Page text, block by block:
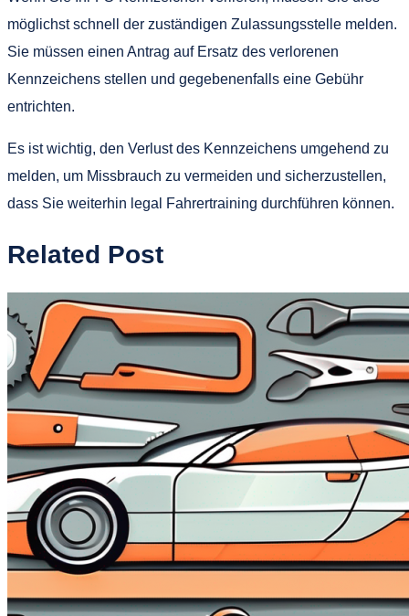
möglichst schnell der zuständigen Zulassungsstelle melden.
Sie müssen einen Antrag auf Ersatz des verlorenen
Kennzeichens stellen und gegebenenfalls eine Gebühr
entrichten.
Es ist wichtig, den Verlust des Kennzeichens umgehend zu
melden, um Missbrauch zu vermeiden und sicherzustellen,
dass Sie weiterhin legal Fahrertraining durchführen können.
Related Post